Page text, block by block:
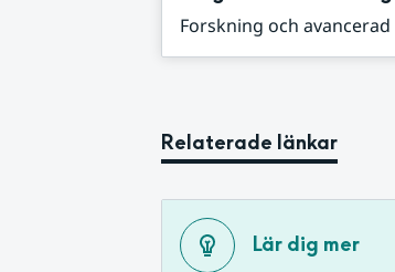
Forskning och
Relaterade länkar
Lär dig mer